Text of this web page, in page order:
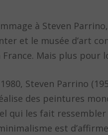
à Steven
et le musée d’art
Mais plus pour
Steven Parrino
des peintures
qui les fait ressembler
est